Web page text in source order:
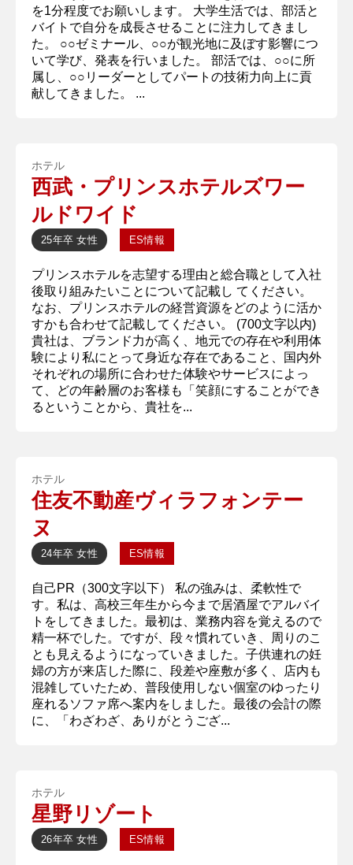
を1分程度でお願いします。 大学生活では、部活と
バイトで自分を成長させることに注力してきまし
た。 ○○ゼミナール、○○が観光地に及ぼす影響につ
いて学び、発表を行いました。 部活では、○○に所
属し、○○リーダーとしてパートの技術力向上に貢
献してきました。 ...
ホテル
西武・プリンスホテルズワー
ルドワイド
25年卒 女性 ES情報
プリンスホテルを志望する理由と総合職として入社
後取り組みたいことについて記載し てください。
なお、プリンスホテルの経営資源をどのように活か
すかも合わせて記載してください。 (700文字以内)
貴社は、ブランド力が高く、地元での存在や利用体
験により私にとって身近な存在であること、国内外
それぞれの場所に合わせた体験やサービスによっ
て、どの年齢層のお客様も「笑顔にすることができ
るということから、貴社を...
ホテル
住友不動産ヴィラフォンテー
ヌ
24年卒 女性 ES情報
自己PR（300文字以下） 私の強みは、柔軟性で
す。私は、高校三年生から今まで居酒屋でアルバイ
トをしてきました。最初は、業務内容を覚えるので
精一杯でした。ですが、段々慣れていき、周りのこ
とも見えるようになっていきました。子供連れの妊
婦の方が来店した際に、段差や座敷が多く、店内も
混雑していたため、普段使用しない個室のゆったり
座れるソファ席へ案内をしました。最後の会計の際
に、「わざわざ、ありがとうござ...
ホテル
星野リゾート
26年卒 女性 ES情報